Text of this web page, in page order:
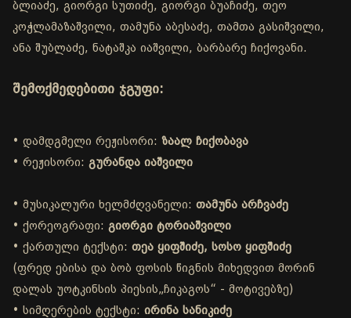
ბლიაძე, გიორგი სუთიძე, გიორგი ბუაჩიძე, თეო
კოჭლამაზაშვილი, თამუნა აბესაძე, თამთა გასიშვილი,
ანა შუბლაძე, ნატაშკა იაშვილი, ბარბარე ჩიქოვანი.
შემოქმედებითი ჯგუფი:
• დამდგმელი რეჟისორი: ზაალ ჩიქობავა
• რეჟისორი: გურანდა იაშვილი
• მუსიკალური ხელმძღვანელი: თამუნა არჩვაძე
• ქორეოგრაფი: გიორგი ტორიაშვილი
• ქართული ტექსტი: თეა ყიფშიძე, სოსო ყიფშიძე
(ფრედ ებისა და ბობ ფოსის წიგნის მიხედვით მორინ
დალას უოტკინსის პიესის„ჩიკაგოს“ - მოტივებზე)
• სიმღერების ტექსტი: ირინა სანიკიძე